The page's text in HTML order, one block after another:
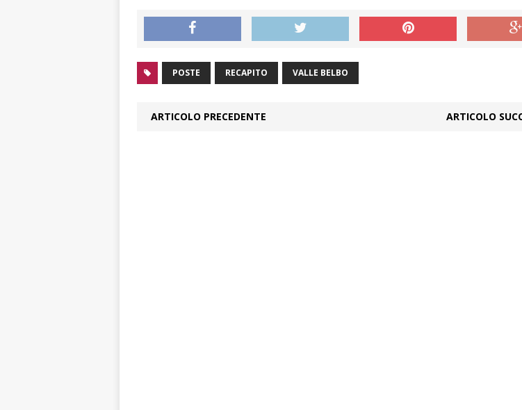
POSTE RECAPITO VALLE BELBO
ARTICOLO PRECEDENTE ARTICOLO